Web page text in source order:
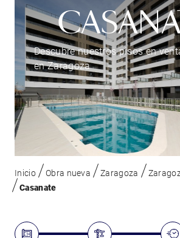
Descubre nuestros pisos en
en Zaragoza
Inicio Obra nueva Zaragoza
Casanate